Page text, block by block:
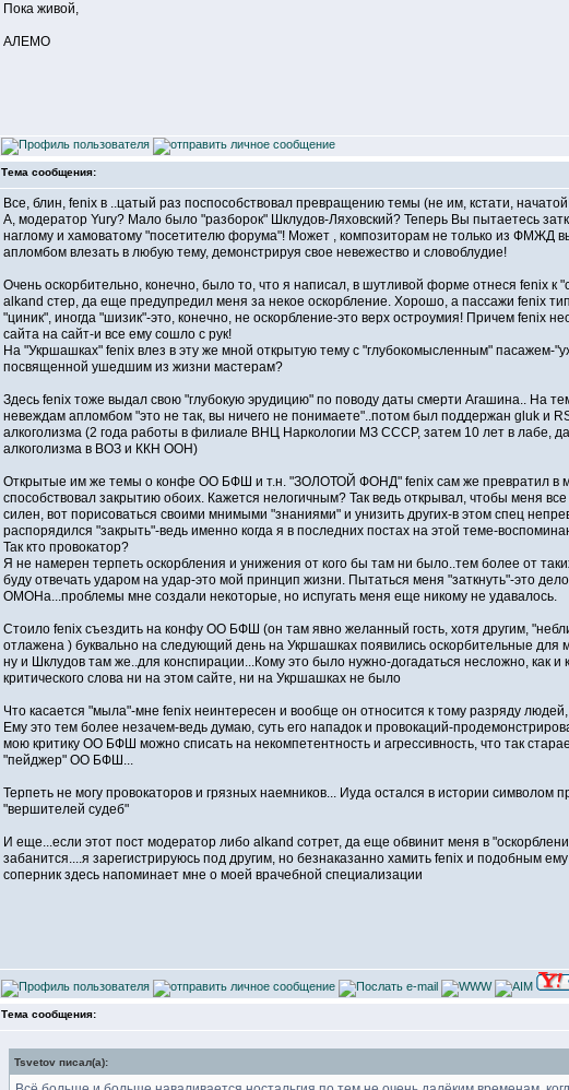
Пока живой,
АЛЕМО
Тема сообщения:
Все, блин, fenix в ..цатый раз поспособствовал превращению темы (не им, кстати,
А, модератор Yury? Мало было "разборок" Шклудов-Ляховский? Теперь Вы пытаетесь
наглому и хамоватому "посетителю форума"! Может , композиторам не только из ФМЖД
апломбом влезать в любую тему, демонстрируя свое невежество и словоблудие!
Очень оскорбительно, конечно, было то, что я написал, в шутливой форме отнеся fenix
alkand стер, да еще предупредил меня за некое оскорбление. Хорошо, а пассажи fenix
"циник", иногда "шизик"-это, конечно, не оскорбление-это верх остроумия! Причем fenix
сайта на сайт-и все ему сошло с рук!
На "Укршашках" fenix влез в эту же мной открытую тему с "глубокомысленным" пасажем-
посвященной ушедшим из жизни мастерам?
Здесь fenix тоже выдал свою "глубокую эрудицию" по поводу даты смерти Агашина.. На
невеждам апломбом "это не так, вы ничего не понимаете"..потом был поддержан gluk и
алкоголизма (2 года работы в филиале ВНЦ Наркологии МЗ СССР, затем 10 лет в лабе,
алкоголизма в ВОЗ и ККН ООН)
Открытые им же темы о конфе ОО БФШ и т.н. "ЗОЛОТОЙ ФОНД" fenix сам же превратил в
способствовал закрытию обоих. Кажется нелогичным? Так ведь открывал, чтобы меня
силен, вот порисоваться своими мнимыми "знаниями" и унизить других-в этом спец
распорядился "закрыть"-ведь именно когда я в последних постах на этой теме-
Так кто провокатор?
Я не намерен терпеть оскорбления и унижения от кого бы там ни было..тем более от
буду отвечать ударом на удар-это мой принцип жизни. Пытаться меня "заткнуть"-это
ОМОНа...проблемы мне создали некоторые, но испугать меня еще никому не удавалось.
Стоило fenix съездить на конфу ОО БФШ (он там явно желанный гость, хотя другим,
отлажена ) буквально на следующий день на Укршашках появились оскорбительные
ну и Шклудов там же..для конспирации...Кому это было нужно-догадаться несложно, как
критического слова ни на этом сайте, ни на Укршашках не было
Что касается "мыла"-мне fenix неинтересен и вообще он относится к тому разряду
Ему это тем более незачем-ведь думаю, суть его нападок и провокаций-
мою критику ОО БФШ можно списать на некомпетентность и агрессивность, что так
"пейджер" ОО БФШ...
Терпеть не могу провокаторов и грязных наемников... Иуда остался в истории символом
"вершителей судеб"
И еще...если этот пост модератор либо alkand сотрет, да еще обвинит меня в
забанится....я зарегистрируюсь под другим, но безнаказанно хамить fenix и подобным
соперник здесь напоминает мне о моей врачебной специализации
Тема сообщения:
Tsvetov писал(а):